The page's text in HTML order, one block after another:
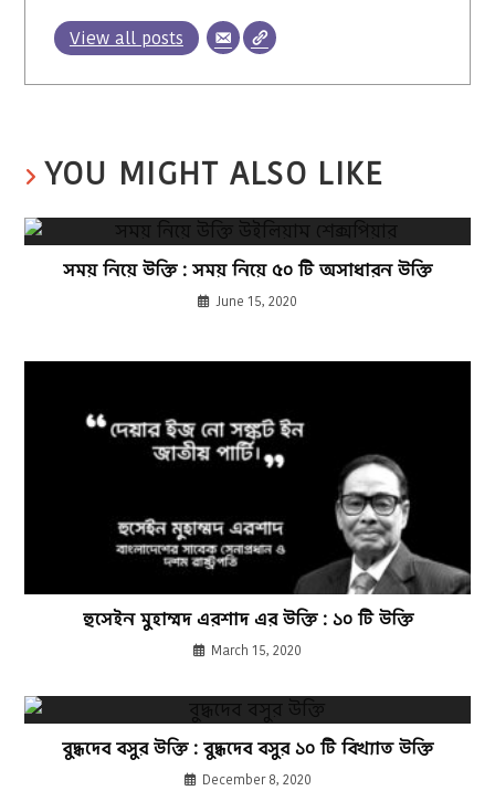
View all posts
YOU MIGHT ALSO LIKE
সময় নিয়ে উক্তি : সময় নিয়ে ৫০ টি অসাধারন উক্তি
June 15, 2020
হুসেইন মুহাম্মদ এরশাদ এর উক্তি : ১০ টি উক্তি
March 15, 2020
বুদ্ধদেব বসুর উক্তি : বুদ্ধদেব বসুর ১০ টি বিখ্যাত উক্তি
December 8, 2020